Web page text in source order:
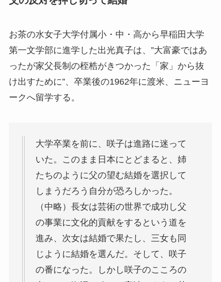
お茶の水女子大学付属小・中・高から早稲田大学
第一文学部に進学した出光真子は、”大富豪ではあ
ったが家父長制の桎梏がきつかった「家」から抜
け出すために”、卒業後の1962年に渡米、ニューヨ
ークへ留学する。
大学卒業を前に、咲子は進路に迷って
いた。このまま日本にとどまると、姉
たちのように父の望む結婚を選択して
しまうだろう自分が恐ろしかった。
（中略）長女は芸術の世界で成功し父
の事業に文化的貢献をするという道を
進み、次女は結婚で果たし、三女も同
じように結婚を選んだ。そして、咲子
の番になった。しかし咲子のこころの